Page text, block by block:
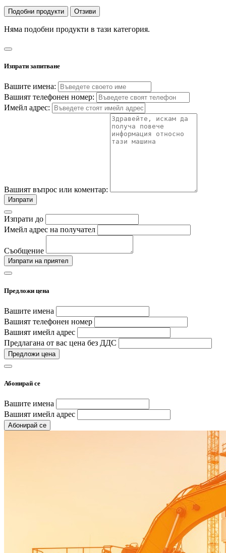
Подобни продукти Отзиви
Няма подобни продукти в тази категория.
Изпрати запитване
Вашите имена:
Вашият телефонен номер:
Имейл адрес:
Вашият въпрос или коментар:
Изпрати
Изпрати до
Имейл адрес на получател
Съобщение
Изпрати на приятел
Предложи цена
Вашите имена
Вашият телефонен номер
Вашият имейл адрес
Предлагана от вас цена без ДДС
Предложи цена
Абонирай се
Вашите имена
Вашият имейл адрес
Абонирай се